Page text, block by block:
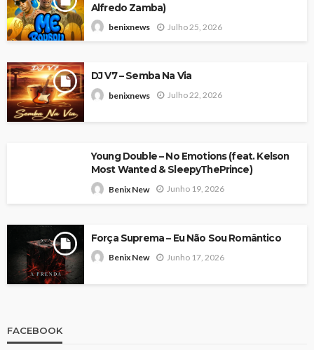
Alfredo Zamba)
benixnews Julho 25, 2026
DJ V7 – Semba Na Via
benixnews Julho 22, 2026
Young Double – No Emotions (feat. Kelson
Most Wanted & SleepyThePrince)
Benix New Junho 19, 2026
Força Suprema – Eu Não Sou Romântico
Benix New Junho 17, 2026
FACEBOOK